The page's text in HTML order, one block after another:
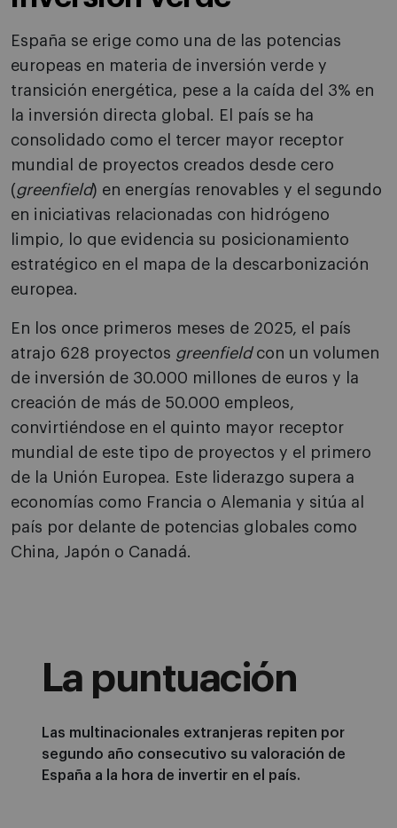
España se erige como una de las potencias
europeas en materia de inversión verde y
transición energética, pese a la caída del 3% en
la inversión directa global. El país se ha
consolidado como el tercer mayor receptor
mundial de proyectos creados desde cero
( greenfield) en energías renovables y el segundo
en iniciativas relacionadas con hidrógeno
limpio, lo que evidencia su posicionamiento
estratégico en el mapa de la descarbonización
europea.
En los once primeros meses de 2025, el país
atrajo 628 proyectos greenfieldcon un volumen
de inversión de 30.000 millones de euros y la
creación de más de 50.000 empleos,
convirtiéndose en el quinto mayor receptor
mundial de este tipo de proyectos y el primero
de la Unión Europea. Este liderazgo supera a
economías como Francia o Alemania y sitúa al
país por delante de potencias globales como
China, Japón o Canadá.
La puntuación
Las multinacionales extranjeras repiten por
segundo año consecutivo su valoración de
España a la hora de invertir en el país.